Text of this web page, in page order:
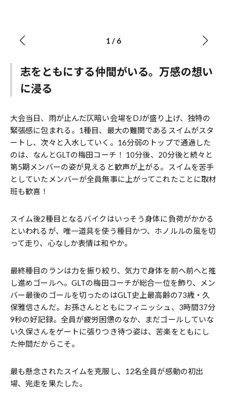
1 / 6
志をともにする仲間がいる。万感の想い
に浸る
大会当日、雨が止んだ仄暗い会場をDJが盛り上げ、独特の
緊張感に包まれる。1種目、最大の難関であるスイムがスタ
ートし、次々と入水していく。16分弱のトップで通過した
のは、なんとGLTの梅田コーチ！ 10分後、20分後と続々と
第5期メンバーの姿が見えると歓声が上がる。スイムを苦手
としていたメンバーが全員無事に上がってこれたことに取材
班も歓喜！
スイム後2種目となるバイクはいっそう身体に負荷がかかる
といわれるが、唯一道具を使う種目かつ、ホノルルの風を切
って走り、心なしか表情は和やか。
最終種目のランは力を振り絞り、気力で身体を前へ前へと推
し進めゴールへ。GLTの梅田コーチが総合一位を飾り、メン
バー最後のゴールを切ったのはGLT史上最高齢の73歳・久
保雅信さんだ。お孫さんとともにフィニッシュ、3時間37分
9秒の好記録。全員が疲労困憊のなか、まだゴールしていな
い久保さんをゲートに張りつき待つ姿は、苦楽をともにし
た仲間だからこそ。
最も懸念されたスイムを克服し、12名全員が感動の初出
場、完走を果たした。